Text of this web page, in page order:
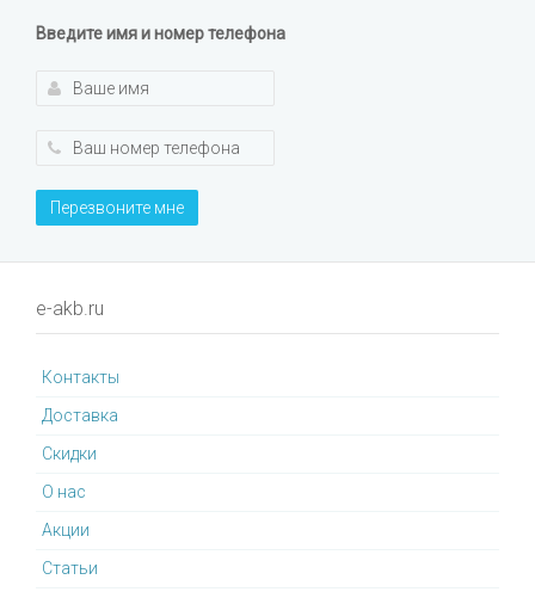
Введите имя и номер телефона
Перезвоните мне
e-akb.ru
Контакты
Доставка
Cкидки
О нас
Акции
Статьи